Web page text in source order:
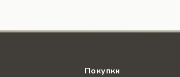
Покупки